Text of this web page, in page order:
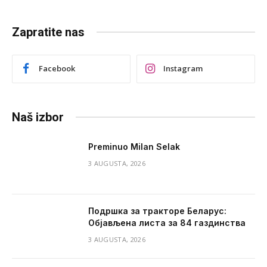
Zapratite nas
Facebook Instagram
Naš izbor
Preminuo Milan Selak
3 AUGUSTA, 2026
Подршка за тракторе Беларус:
Објављена листа за 84 газдинства
3 AUGUSTA, 2026